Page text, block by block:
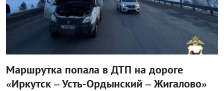
Маршрутка попала в ДТП на дороге
«Иркутск – Усть-Ордынский – Жигалово»